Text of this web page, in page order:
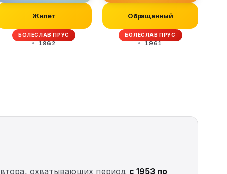
Жилет
БОЛЕСЛАВ ПРУС
1962
Обращенный
БОЛЕСЛАВ ПРУС
1961
охватывающих период с 1953 по